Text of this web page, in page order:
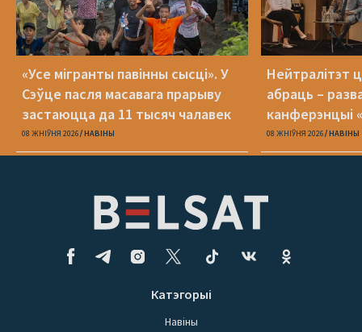
«Усе мігранты павінны сысці». У
Сэўце пасля масавага прарыву
застаюцца да 11 тысяч чалавек
08 ЖНІЎНЯ 2026 НАВІНЫ
Нейтралітэт
абраць –
канферэнцыі
08 ЖНІЎНЯ 2026 НАВІНЫ
Катэгорыі
Навіны